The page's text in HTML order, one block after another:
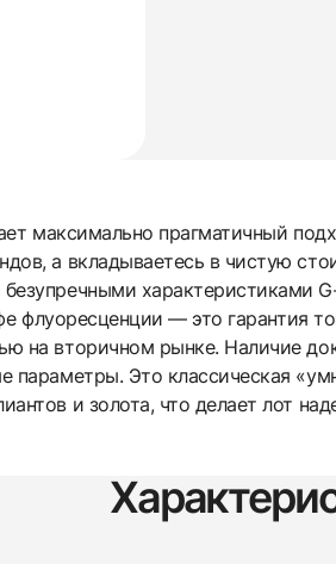
максимально прагматичный
а вкладываетесь в чистую
характеристиками
флуоресценции — это гарантия
на вторичном рынке. Наличие
параметры. Это классическая
и золота, что делает лот